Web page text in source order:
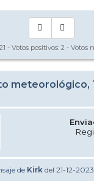
21 - Votos positivos: 2 - Votos
meteorológico,
de Kirk del 21-12-